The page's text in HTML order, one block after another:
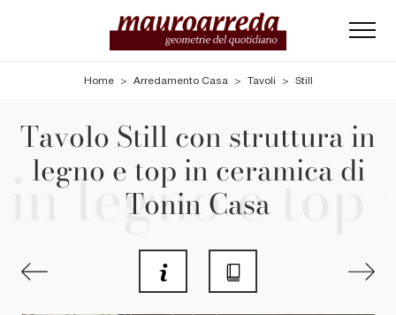
Home > Arredamento Casa > Tavoli > Still
Tavolo Still con struttura in
legno e top in ceramica di
Tonin Casa